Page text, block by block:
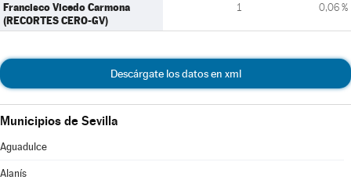
Francisco Vicedo Carmona
(RECORTES CERO-GV)
1 0,06 %
Descárgate los datos en xml
Municipios de Sevilla
Aguadulce
Alanís